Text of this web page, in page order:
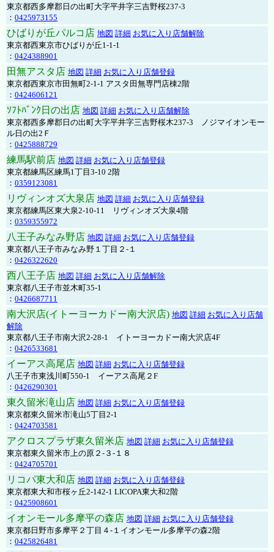
東京都西多摩郡日の出町大字平井字三吉野桜237-3
： 0425973155
ひばりが丘パルコ店 地図 詳細 お気に入り店舗解除
東京都西東京市ひばりが丘1-1-1
： 0424388901
田無アスタ店 地図 詳細 お気に入り店舗登録
東京都西東京市田無町2-1-1 アスタ田無専門店棟2階
： 0424606121
ｿﾌﾄﾊﾞﾝｸ日の出店 地図 詳細 お気に入り店舗解除
東京都西多摩郡日の出町大字平井字三吉野桜木237-3 ノジマイオンモー
ル日の出2Ｆ
： 0425888729
練馬駅前店 地図 詳細 お気に入り店舗登録
東京都練馬区練馬1丁目3-10 2階
： 0359123081
リヴィンオズ大泉店 地図 詳細 お気に入り店舗登録
東京都練馬区東大泉2-10-11 リヴィンオズ大泉4階
： 0359355972
八王子みなみ野店 地図 詳細 お気に入り店舗登録
東京都八王子市みなみ野１丁目２-１
： 0426322620
西八王子店 地図 詳細 お気に入り店舗解除
東京都八王子市並木町35-1
： 0426687711
南大沢店(イトーヨーカドー南大沢店) 地図 詳細 お気に入り店舗
解除
東京都八王子市南大沢2-28-1 イトーヨーカドー南大沢店4F
： 0426533681
イーアス高尾店 地図 詳細 お気に入り店舗登録
八王子市東浅川町550-1 イーアス高尾２F
： 0426290301
東久留米滝山店 地図 詳細 お気に入り店舗登録
東京都東久留米市滝山5丁目2-1
： 0424703581
アクロスプラザ東久留米店 地図 詳細 お気に入り店舗登録
東京都東久留米市上の原２-３-１８
： 0424705701
リコパ東大和店 地図 詳細 お気に入り店舗登録
東京都東大和市桜ヶ丘2-142-1 LICOPA東大和2階
： 0425908601
イオンモール多摩平の森店 地図 詳細 お気に入り店舗登録
東京都日野市多摩平２丁目４-１イオンモール多摩平の森2階
： 0425826481